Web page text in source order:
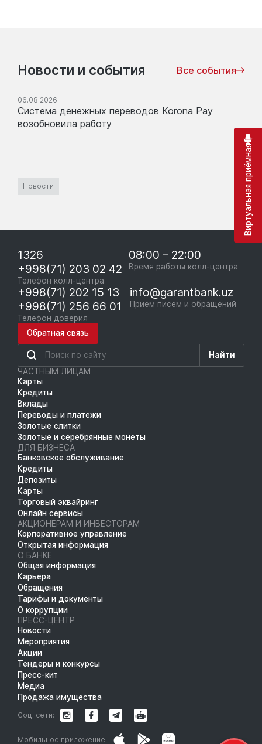
Новости и события Все события
06.08.2026
Система денежных переводов Korona Pay
возобновила работу
Новости
1326
+998(71) 203 02 42
Телефон колл-центра
08:00 – 22:00
Время работы колл-центра
+998(71) 202 15 13
+998(71) 256 66 01
Телефон доверия
info@garantbank.uz
Приём писем и обращений
Обратная связь
Найти
ЧАСТНЫМ ЛИЦАМ
Карты
Кредиты
Вклады
Переводы и платежи
Золотые слитки
Золотые и серебрянные монеты
ДЛЯ БИЗНЕСА
Банковское обслуживание
Кредиты
Депозиты
Карты
Торговый эквайринг
Онлайн сервисы
АКЦИОНЕРАМ И ИНВЕСТОРАМ
Корпоративное управление
Открытая информация
О БАНКЕ
Общая информация
Карьера
Обращения
Тарифы и документы
О коррупции
ПРЕСС-ЦЕНТР
Новости
Мероприятия
Акции
Тендеры и конкурсы
Пресс-кит
Медиа
Продажа имущества
Мобильное приложение:
Соц. сети:
Виртуальная приёмная